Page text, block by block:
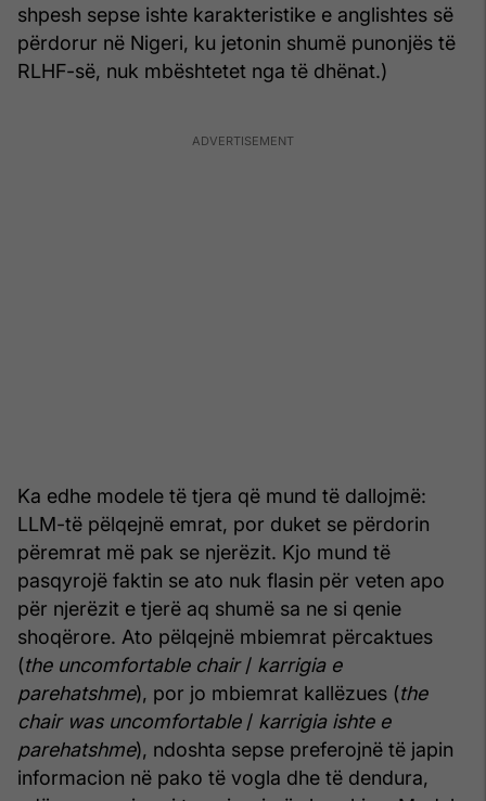
shpesh sepse ishte karakteristike e anglishtes së
përdorur në Nigeri, ku jetonin shumë punonjës të
RLHF-së, nuk mbështetet nga të dhënat.)
Ka edhe modele të tjera që mund të dallojmë:
LLM-të pëlqejnë emrat, por duket se përdorin
përemrat më pak se njerëzit. Kjo mund të
pasqyrojë faktin se ato nuk flasin për veten apo
për njerëzit e tjerë aq shumë sa ne si qenie
shoqërore. Ato pëlqejnë mbiemrat përcaktues
(the uncomfortable chair/ karrigia e
parehatshme), por jo mbiemrat kallëzues (the
chair was uncomfortable/ karrigia ishte e
parehatshme), ndoshta sepse preferojnë të japin
informacion në pako të vogla dhe të dendura,